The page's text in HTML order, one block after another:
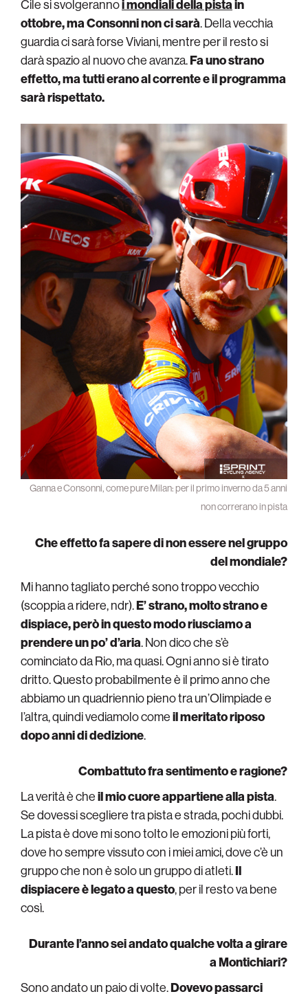
Cile si svolgerannoi mondiali della pistain
ottobre, ma Consonni non ci sarà. Della vecchia
guardia ci sarà forse Viviani, mentre per il resto si
darà spazio al nuovo che avanza.Fa uno strano
effetto, ma tutti erano al corrente e il programma
sarà rispettato.
Ganna e Consonni, come pure Milan: per il primo inverno da 5 anni
non correrano in pista
Che effetto fa sapere di non essere nel gruppo
del mondiale?
Mi hanno tagliato perché sono troppo vecchio
(scoppia a ridere, ndr).E’ strano, molto strano e
dispiace, però in questo modo riusciamo a
prendere un po’ d’aria. Non dico che s’è
cominciato da Rio, ma quasi. Ogni anno si è tirato
dritto. Questo probabilmente è il primo anno che
abbiamo un quadriennio pieno tra un’Olimpiade e
l’altra, quindi vediamolo comeil meritato riposo
dopo anni di dedizione.
Combattuto fra sentimento e ragione?
La verità è cheil mio cuore appartiene alla pista.
Se dovessi scegliere tra pista e strada, pochi dubbi.
La pista è dove mi sono tolto le emozioni più forti,
dove ho sempre vissuto con i miei amici, dove c’è un
gruppo che non è solo un gruppo di atleti.Il
dispiacere è legato a questo, per il resto va bene
così.
Durante l’anno sei andato qualche volta a girare
a Montichiari?
Sono andato un paio di volte.Dovevo passarci